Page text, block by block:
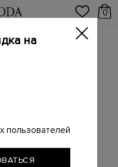
0
на
пользователей